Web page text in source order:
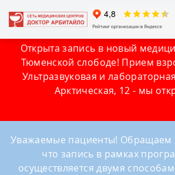
Открыта запись в новый
Тюменской слободе! Прием
Ультразвуковая и
Арктическая, 12 - мы
Уважаемые пациенты! Обращаем
что запись в рамках
осуществляется двумя